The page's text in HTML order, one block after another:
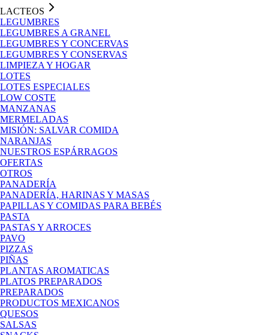
LACTEOS
LEGUMBRES
LEGUMBRES A GRANEL
LEGUMBRES Y CONCERVAS
LEGUMBRES Y CONSERVAS
LIMPIEZA Y HOGAR
LOTES
LOTES ESPECIALES
LOW COSTE
MANZANAS
MERMELADAS
MISIÓN: SALVAR COMIDA
NARANJAS
NUESTROS ESPÁRRAGOS
OFERTAS
OTROS
PANADERÍA
PANADERÍA, HARINAS Y MASAS
PAPILLAS Y COMIDAS PARA BEBÉS
PASTA
PASTAS Y ARROCES
PAVO
PIZZAS
PIÑAS
PLANTAS AROMATICAS
PLATOS PREPARADOS
PREPARADOS
PRODUCTOS MEXICANOS
QUESOS
SALSAS